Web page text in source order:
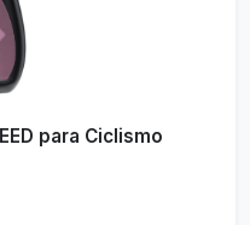
para Ciclismo